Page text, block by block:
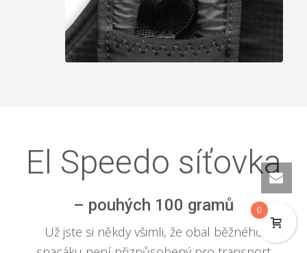
El Speedo síťovka
– pouhých 100 gramů
Už jste si někdy všimli, že obal běžného
0